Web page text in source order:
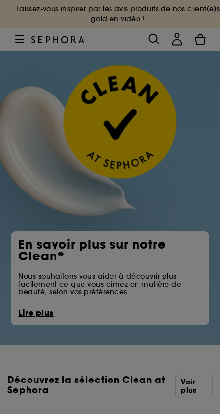
Laissez-vous inspirer par les avis produits de nos client(e)s
gold en vidéo !
En savoir plus sur notre
Clean*
Nous souhaitons vous aider à découvrir plus
facilement ce que vous aimez en matière de
beauté, selon vos préférences.
La pastille Clean at Sephora vous permet
d’identifier les produits qui écartent certains des
ingrédients issus des familles telles que les huiles
*Clean at Sephora = Des formules aux ingrédients
sélectionnés avec soin.
Lire plus
Découvrez la sélection Clean at
Sephora
Voir
plus